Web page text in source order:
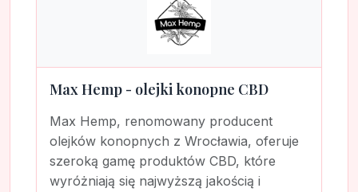
Max Hemp - olejki konopne CBD
Max Hemp, renomowany producent
olejków konopnych z Wrocławia, oferuje
szeroką gamę produktów CBD, które
wyróżniają się najwyższą jakością i